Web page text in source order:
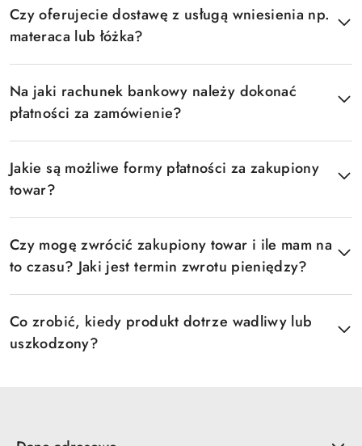
Czy oferujecie dostawę z usługą wniesienia np.
materaca lub łóżka?
Na jaki rachunek bankowy należy dokonać
płatności za zamówienie?
Jakie są możliwe formy płatności za zakupiony
towar?
Czy mogę zwrócić zakupiony towar i ile mam na
to czasu? Jaki jest termin zwrotu pieniędzy?
Co zrobić, kiedy produkt dotrze wadliwy lub
uszkodzony?